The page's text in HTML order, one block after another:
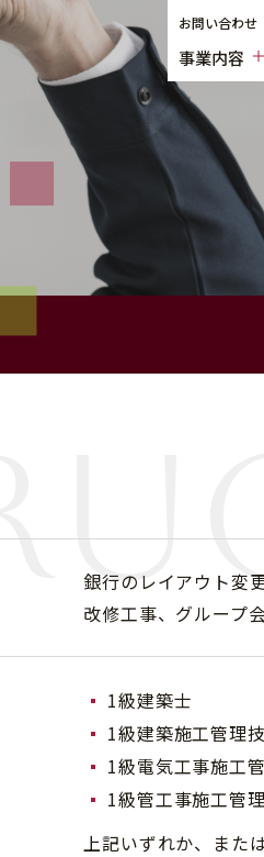
事業内容
お問い合わせ
銀行のレイアウト変
改修工事、グループ
1級建築士
1級建築施工管理
1級電気工事施工
1級管工事施工管
上記いずれか、また